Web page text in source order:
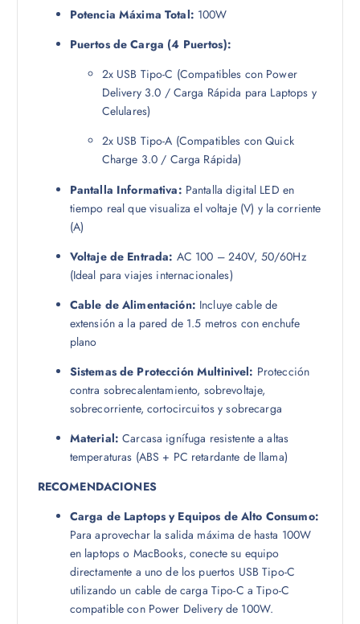
Potencia Máxima Total: 100W
Puertos de Carga (4 Puertos):
2x USB Tipo-C (Compatibles con Power
Delivery 3.0 / Carga Rápida para Laptops y
Celulares)
2x USB Tipo-A (Compatibles con Quick
Charge 3.0 / Carga Rápida)
Pantalla Informativa: Pantalla digital LED en
tiempo real que visualiza el voltaje (V) y la corriente
(A)
Voltaje de Entrada: AC 100 – 240V, 50/60Hz
(Ideal para viajes internacionales)
Cable de Alimentación: Incluye cable de
extensión a la pared de 1.5 metros con enchufe
plano
Sistemas de Protección Multinivel: Protección
contra sobrecalentamiento, sobrevoltaje,
sobrecorriente, cortocircuitos y sobrecarga
Material: Carcasa ignífuga resistente a altas
temperaturas (ABS + PC retardante de llama)
RECOMENDACIONES
Carga de Laptops y Equipos de Alto Consumo:
Para aprovechar la salida máxima de hasta 100W
en laptops o MacBooks, conecte su equipo
directamente a uno de los puertos USB Tipo-C
utilizando un cable de carga Tipo-C a Tipo-C
compatible con Power Delivery de 100W.